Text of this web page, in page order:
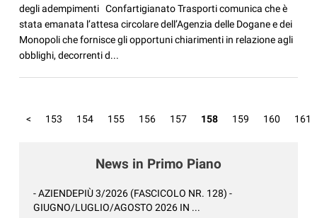
degli adempimenti Confartigianato Trasporti comunica che è
stata emanata l’attesa circolare dell’Agenzia delle Dogane e dei
Monopoli che fornisce gli opportuni chiarimenti in relazione agli
obblighi, decorrenti d...
< 153 154 155 156 157 158 159 160 161
News in Primo Piano
- AZIENDEPIÙ 3/2026 (FASCICOLO NR. 128) -
GIUGNO/LUGLIO/AGOSTO 2026 IN ...